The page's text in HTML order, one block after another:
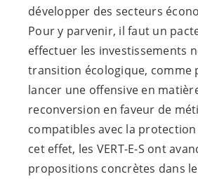
développer des secteurs
Pour y parvenir, il faut un
effectuer les investissements
transition écologique, comme
lancer une offensive en
reconversion en faveur de
compatibles avec la
cet effet, les VERT-E-S ont
propositions concrètes dans